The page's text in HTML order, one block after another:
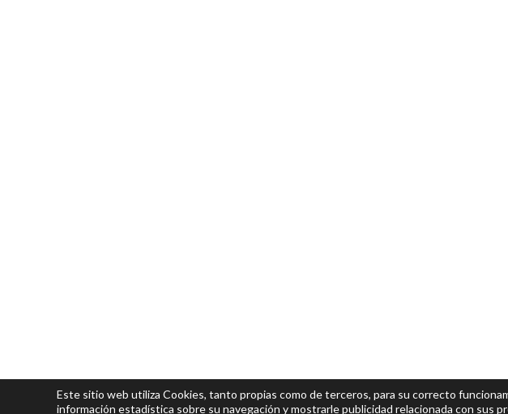
Este sitio web utiliza Cookies, tanto propias como de terceros, para su correcto
información estadística sobre su navegación y mostrarle publicidad relacionada con sus